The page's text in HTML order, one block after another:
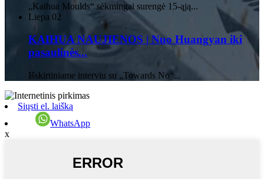
„Kaihua Moulds“ sėkmingai surengė 15-ąją...
Liepa 02
KAIHUA NAUJIENOS | Nuo Huangyan iki
pasaulinės...
Išskirtiniame interviu su „Towards No“...
Siųsti el. laišką
WhatsApp
x